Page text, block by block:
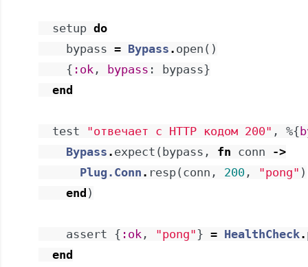
setup do
bypass = Bypass . open ( )
{ :ok , bypass : bypass}
end
test "отвечает с HTTP кодом 200" , %{
Bypass . expect ( bypass , fn conn
->
Plug.Conn . resp( conn , 200 , "pong" )
end )
assert { :ok , "pong"} = HealthCheck.
end